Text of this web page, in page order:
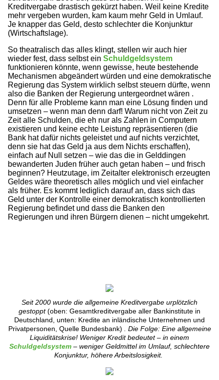
Kreditvergabe drastisch gekürzt haben. Weil keine Kredite
mehr vergeben wurden, kam kaum mehr Geld in Umlauf.
Je knapper das Geld, desto schlechter die Konjunktur
(Wirtschaftslage).
So theatralisch das alles klingt, stellen wir auch hier
wieder fest, dass selbst ein Schuldgeldsystem
funktionieren könnte, wenn gewisse, heute bestehende
Mechanismen abgeändert würden und eine demokratische
Regierung das System wirklich selbst steuern dürfte, wenn
also die Banken der Regierung untergeordnet wären .
Denn für alle Probleme kann man eine Lösung finden und
umsetzen – wenn man denn darf! Warum nicht von Zeit zu
Zeit alle Schulden, die eh nur als Zahlen in Computern
existieren und keine echte Leistung repräsentieren (die
Bank hat dafür nichts geleistet und auf nichts verzichtet,
denn sie hat das Geld ja aus dem Nichts erschaffen),
einfach auf Null setzen – wie das die in Gelddingen
bewanderten Juden früher auch getan haben – und frisch
beginnen? Heutzutage, im Zeitalter elektronisch erzeugten
Geldes wäre theoretisch alles möglich und viel einfacher
als früher. Es kommt lediglich darauf an, dass sich das
Geld unter der Kontrolle einer demokratisch kontrollierten
Regierung befindet und dass die Banken den
Regierungen und ihren Bürgern dienen – nicht umgekehrt.
Seit 2000 wurde die allgemeine Kreditvergabe urplötzlich
gestoppt(oben: Gesamtkreditvergabe aller Bankinstitute in
Deutschland, unten: Kredite an inländische Unternehmen und
Privatpersonen, Quelle Bundesbank)
. Die Folge: Eine allgemeine
Liquiditätskrise! Weniger Kredit bedeutet – in einem
Schuldgeldsystem – weniger Geldmittel im Umlauf, schlechtere
Konjunktur, höhere Arbeitslosigkeit.